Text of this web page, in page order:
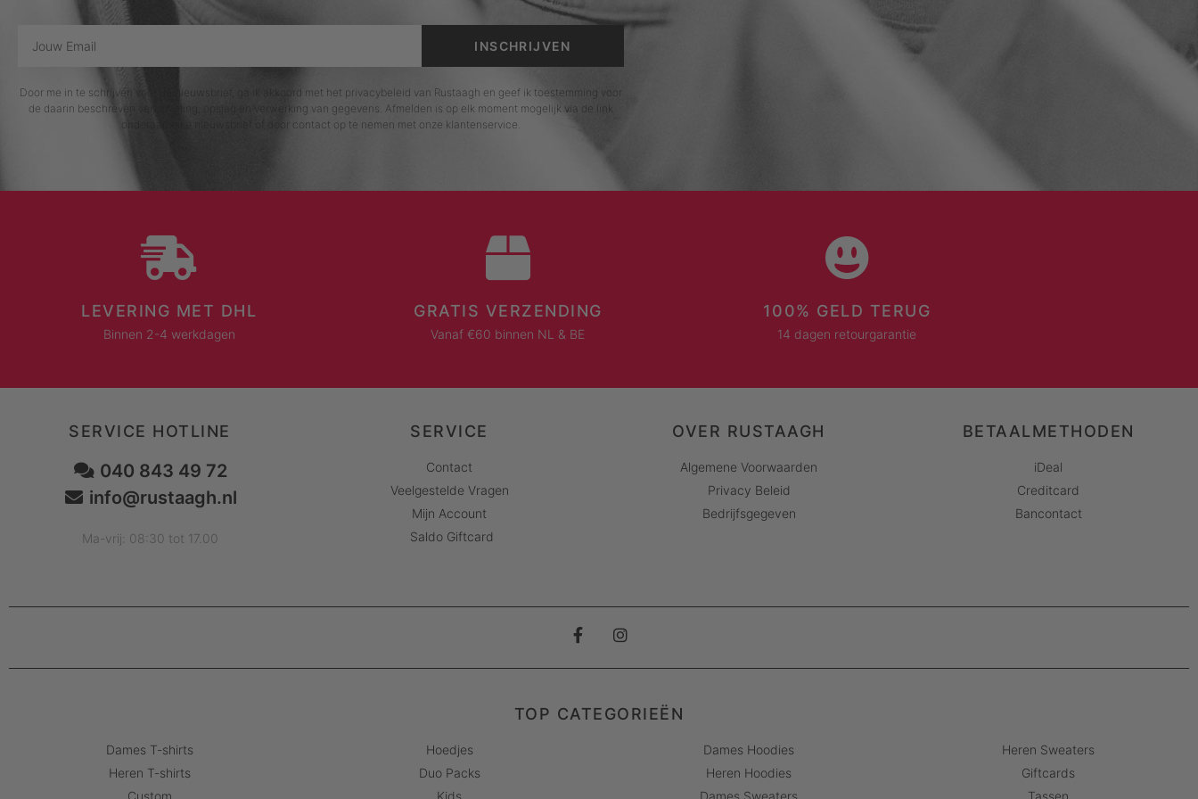
INSCHRIJVEN
Door me in te schrijven voor de nieuwsbrief, ga ik akkoord met het privacybeleid van Rustaagh en geef ik toestemming voor
de daarin beschreven verzameling, opslag en verwerking van gegevens. Afmelden is op elk moment mogelijk via de link
onderaan elke nieuwsbrief of door contact op te nemen met onze klantenservice.
LEVERING MET DHL
Binnen 2-4 werkdagen
GRATIS VERZENDING
Vanaf €60 binnen NL & BE
100% GELD TERUG
14 dagen retourgarantie
SERVICE HOTLINE
040 843 49 72
info@rustaagh.nl
Ma-vrij: 08:30 tot 17.00
SERVICE
Contact
Veelgestelde Vragen
Mijn Account
Saldo Giftcard
OVER RUSTAAGH
Algemene Voorwaarden
Privacy Beleid
Bedrijfsgegeven
BETAALMETHODEN
iDeal
Creditcard
Bancontact
TOP CATEGORIEËN
Dames T-shirts
Heren T-shirts
Hoedjes
Duo Packs
Dames Hoodies
Heren Hoodies
Heren Sweaters
Giftcards